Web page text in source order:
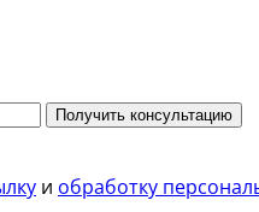
Получить консультацию
и обработку